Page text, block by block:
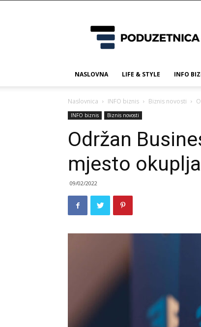
NASLOVNA LIFE & STYLE INFO
Naslovnica INFO biznis Biznis novosti
INFO biznis Biznis novosti
Održan
mjesto
09/02/2022